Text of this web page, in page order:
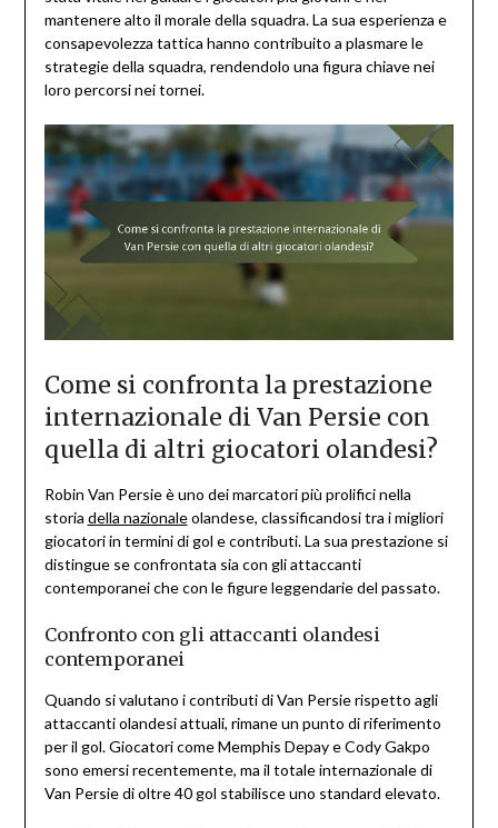
mantenere alto il morale della squadra. La sua esperienza e
consapevolezza tattica hanno contribuito a plasmare le
strategie della squadra, rendendolo una figura chiave nei
loro percorsi nei tornei.
Come si confronta la prestazione
internazionale di Van Persie con
quella di altri giocatori olandesi?
Robin Van Persie è uno dei marcatori più prolifici nella
storia della nazionaleolandese, classificandosi tra i migliori
giocatori in termini di gol e contributi. La sua prestazione si
distingue se confrontata sia con gli attaccanti
contemporanei che con le figure leggendarie del passato.
Confronto con gli attaccanti olandesi
contemporanei
Quando si valutano i contributi di Van Persie rispetto agli
attaccanti olandesi attuali, rimane un punto di riferimento
per il gol. Giocatori come Memphis Depay e Cody Gakpo
sono emersi recentemente, ma il totale internazionale di
Van Persie di oltre 40 gol stabilisce uno standard elevato.